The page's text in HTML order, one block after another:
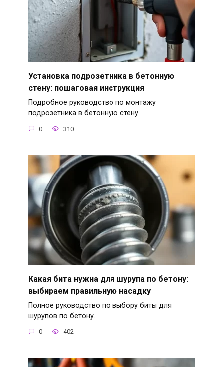
Установка подрозетника в бетонную
стену: пошаговая инструкция
Подробное руководство по монтажу
подрозетника в бетонную стену.
0 310
Какая бита нужна для шурупа по бетону:
выбираем правильную насадку
Полное руководство по выбору биты для
шурупов по бетону.
0 402